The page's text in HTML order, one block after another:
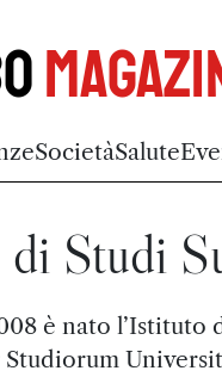
SocietàSalute
Studi
è nato
Studiorum